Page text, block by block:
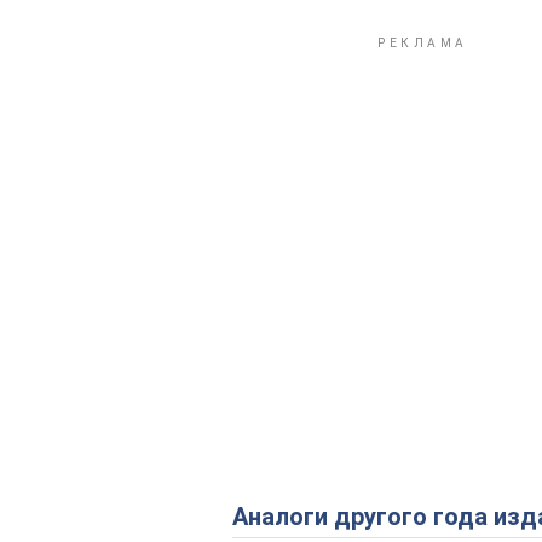
Аналоги другого года